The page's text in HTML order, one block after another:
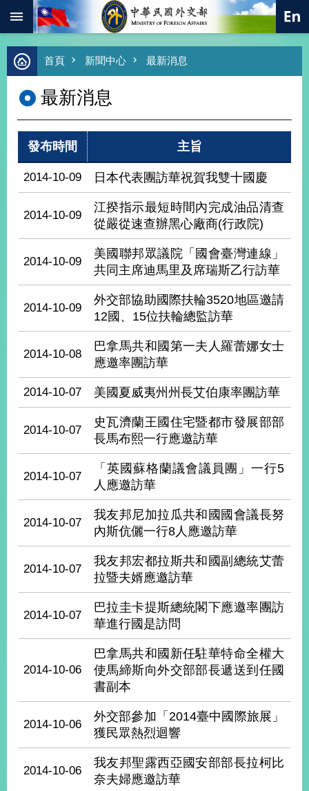
跳到主要內容區塊
進
階
尋
熱
總
外
價
外
濟
不
台
和
照
頁
站
導
覽
關
於
部
聞
外
訊
首頁 新聞中心 最新消息
最新消息
發布時間 主旨
2014-10-09 日本代表團訪華祝賀我雙十國慶
2014-10-09
江揆指示最短時間內完成油品清查
從嚴從速查辦黑心廠商(行政院)
2014-10-09
美國聯邦眾議院「國會臺灣連線」
共同主席迪馬里及席瑞斯乙行訪華
2014-10-09
外交部協助國際扶輪3520地區邀請
12國、15位扶輪總監訪華
2014-10-08
巴拿馬共和國第一夫人羅蕾娜女士
應邀率團訪華
2014-10-07 美國夏威夷州州長艾伯康率團訪華
2014-10-07
史瓦濟蘭王國住宅暨都市發展部部
長馬布熙一行應邀訪華
2014-10-07
「英國蘇格蘭議會議員團」一行5
人應邀訪華
2014-10-07
我友邦尼加拉瓜共和國國會議長努
內斯伉儷一行8人應邀訪華
2014-10-07
我友邦宏都拉斯共和國副總統艾蕾
拉暨夫婿應邀訪華
2014-10-07
巴拉圭卡提斯總統閣下應邀率團訪
華進行國是訪問
2014-10-06
巴拿馬共和國新任駐華特命全權大
使馬締斯向外交部部長遞送到任國
書副本
2014-10-06
外交部參加「2014臺中國際旅展」
獲民眾熱烈迴響
2014-10-06
我友邦聖露西亞國安部部長拉柯比
奈夫婦應邀訪華